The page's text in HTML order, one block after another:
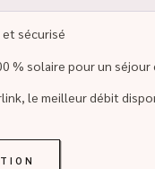
et sécurisé
% solaire pour un
le meilleur débit